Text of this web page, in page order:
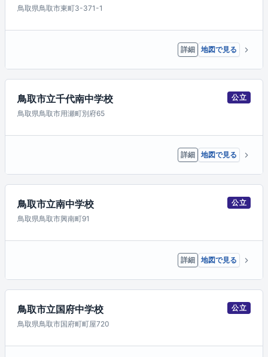
鳥取県鳥取市東町3-371-1
詳細 地図で見る
鳥取市立千代南中学校
公立
鳥取県鳥取市用瀬町別府65
詳細 地図で見る
鳥取市立南中学校
公立
鳥取県鳥取市興南町91
詳細 地図で見る
鳥取市立国府中学校
公立
鳥取県鳥取市国府町町屋720